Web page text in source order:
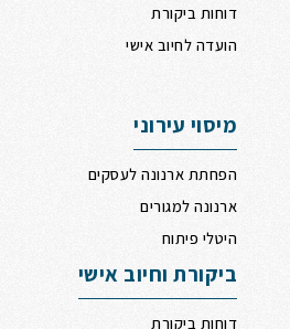
דוחות ביקורת
הועדה לחיוב אישי
מיסוי עירוני
הפחתת ארנונה לעסקים
ארנונה למגורים
היטלי פיתוח
ביקורת וחיוב אישי
דוחות ביקורת